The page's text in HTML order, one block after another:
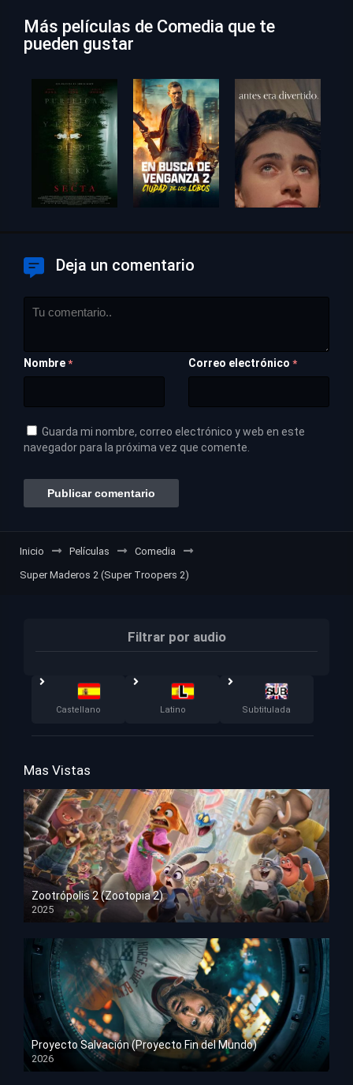
Más películas de Comedia que te
pueden gustar
Deja un comentario
Nombre * Correo electrónico *
Guarda mi nombre, correo electrónico y web en este
navegador para la próxima vez que comente.
Inicio Películas
Comedia
Super Maderos 2 (Super Troopers 2)
Filtrar por audio
Castellano Latino Subtitulada
Mas Vistas
Zootrópolis 2 (Zootopia 2)
2025
HD 1080p
Proyecto Salvación (Proyecto Fin del Mundo)
2026
HD 1080p